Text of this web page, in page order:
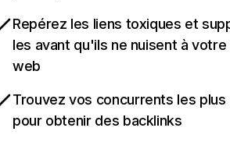
Repérez les liens toxiques et
les avant qu'ils ne nuisent à
web
Trouvez vos concurrents les
pour obtenir des backlinks